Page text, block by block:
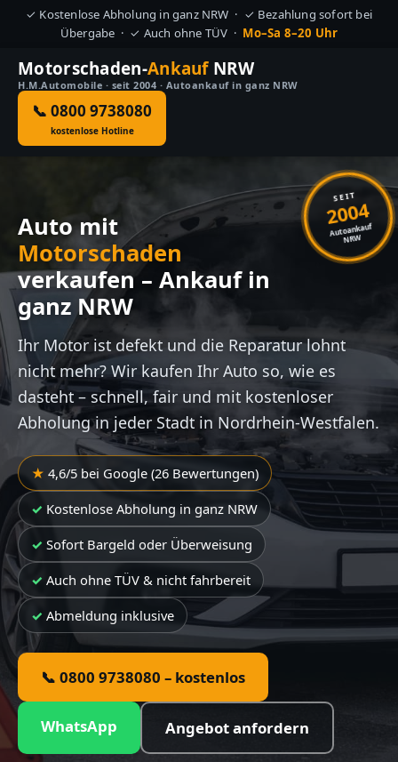
✓ Kostenlose Abholung in ganz NRW · ✓ Bezahlung sofort bei
Übergabe · ✓ Auch ohne TÜV · Mo–Sa 8–20 Uhr
Motorschaden-AnkaufNRW
H.M.Automobile · seit 2004 · Autoankauf in ganz NRW
📞 0800 9738080
kostenlose Hotline
SEIT
2004
Autoankauf
NRW
Auto mit
Motorschaden
verkaufen – Ankauf in
ganz NRW
Ihr Motor ist defekt und die Reparatur lohnt
nicht mehr? Wir kaufen Ihr Auto so, wie es
dasteht – schnell, fair und mit kostenloser
Abholung in jeder Stadt in Nordrhein-Westfalen.
4,6/5 bei Google (26 Bewertungen)
Kostenlose Abholung in ganz NRW
Sofort Bargeld oder Überweisung
Auch ohne TÜV & nicht fahrbereit
Abmeldung inklusive
📞 0800 9738080 – kostenlos
WhatsApp Angebot anfordern